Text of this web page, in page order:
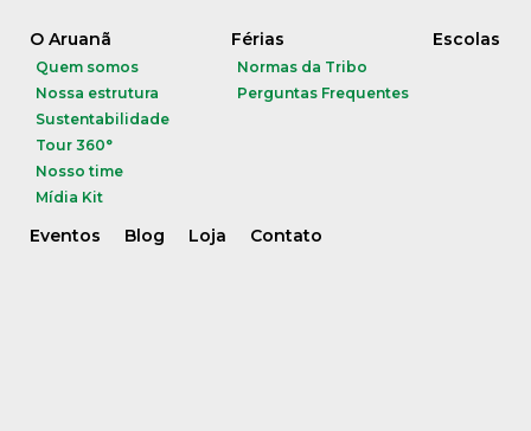
O Aruanã
Quem somos
Nossa estrutura
Sustentabilidade
Tour 360°
Nosso time
Mídia Kit
Férias
Normas da Tribo
Perguntas Frequentes
Escolas
Eventos Blog Loja Contato